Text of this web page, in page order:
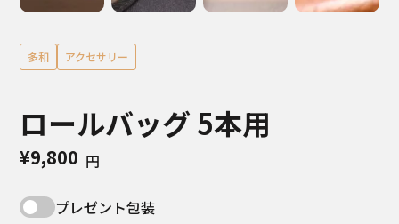
多和 アクセサリー
ロールバッグ 5本用
¥9,800 円
プレゼント包装